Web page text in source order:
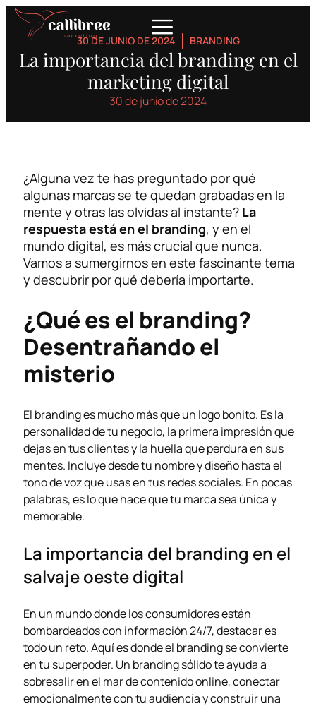
30 DE JUNIO DE 2024 BRANDING
La importancia del branding en el
marketing digital
30 de junio de 2024
¿Alguna vez te has preguntado por qué
algunas marcas se te quedan grabadas en la
mente y otras las olvidas al instante? La
respuesta está en el branding, y en el
mundo digital, es más crucial que nunca.
Vamos a sumergirnos en este fascinante tema
y descubrir por qué debería importarte.
¿Qué es el branding?
Desentrañando el
misterio
El branding es mucho más que un logo bonito. Es la
personalidad de tu negocio, la primera impresión que
dejas en tus clientes y la huella que perdura en sus
mentes. Incluye desde tu nombre y diseño hasta el
tono de voz que usas en tus redes sociales. En pocas
palabras, es lo que hace que tu marca sea única y
memorable.
La importancia del branding en el
salvaje oeste digital
En un mundo donde los consumidores están
bombardeados con información 24/7, destacar es
todo un reto. Aquí es donde el branding se convierte
en tu superpoder. Un branding sólido te ayuda a
sobresalir en el mar de contenido online, conectar
emocionalmente con tu audiencia y construir una